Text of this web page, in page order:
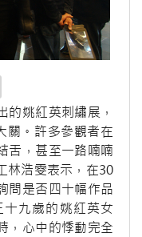
的姚紅英刺繡展，
關。許多參觀者在
舌，甚至一路喃喃
林浩雯表示，在30
問是否四十幅作品
九歲的姚紅英女
，心中的悸動完全